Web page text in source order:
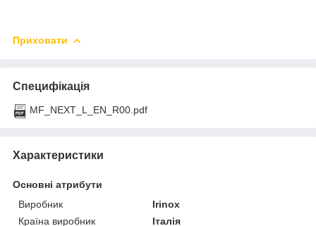
Приховати
Специфікація
MF_NEXT_L_EN_R00.pdf
Характеристики
Основні атрибути
Виробник
Irinox
Країна виробник
Італія